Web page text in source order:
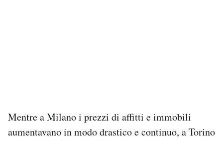
Mentre a Milano i prezzi di affitti e immobili
aumentavano in modo drastico e continuo, a Torino